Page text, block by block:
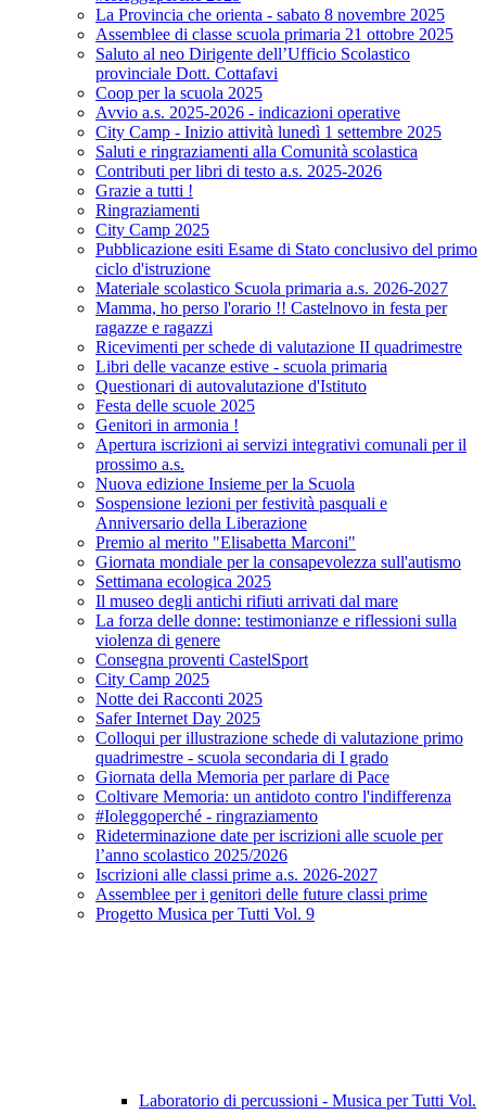
La Provincia che orienta - sabato 8 novembre 2025
Assemblee di classe scuola primaria 21 ottobre 2025
Saluto al neo Dirigente dell’Ufficio Scolastico
provinciale Dott. Cottafavi
Coop per la scuola 2025
Avvio a.s. 2025-2026 - indicazioni operative
City Camp - Inizio attività lunedì 1 settembre 2025
Saluti e ringraziamenti alla Comunità scolastica
Contributi per libri di testo a.s. 2025-2026
Grazie a tutti !
Ringraziamenti
City Camp 2025
Pubblicazione esiti Esame di Stato conclusivo del primo
ciclo d'istruzione
Materiale scolastico Scuola primaria a.s. 2026-2027
Mamma, ho perso l'orario !! Castelnovo in festa per
ragazze e ragazzi
Ricevimenti per schede di valutazione II quadrimestre
Libri delle vacanze estive - scuola primaria
Questionari di autovalutazione d'Istituto
Festa delle scuole 2025
Genitori in armonia !
Apertura iscrizioni ai servizi integrativi comunali per il
prossimo a.s.
Nuova edizione Insieme per la Scuola
Sospensione lezioni per festività pasquali e
Anniversario della Liberazione
Premio al merito "Elisabetta Marconi"
Giornata mondiale per la consapevolezza sull'autismo
Settimana ecologica 2025
Il museo degli antichi rifiuti arrivati dal mare
La forza delle donne: testimonianze e riflessioni sulla
violenza di genere
Consegna proventi CastelSport
City Camp 2025
Notte dei Racconti 2025
Safer Internet Day 2025
Colloqui per illustrazione schede di valutazione primo
quadrimestre - scuola secondaria di I grado
Giornata della Memoria per parlare di Pace
Coltivare Memoria: un antidoto contro l'indifferenza
#Ioleggoperché - ringraziamento
Rideterminazione date per iscrizioni alle scuole per
l’anno scolastico 2025/2026
Iscrizioni alle classi prime a.s. 2026-2027
Assemblee per i genitori delle future classi prime
Progetto Musica per Tutti Vol. 9
Laboratorio di percussioni - Musica per Tutti Vol.